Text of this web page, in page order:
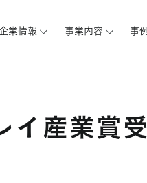
企業情報 事業内容 事
イ産業賞